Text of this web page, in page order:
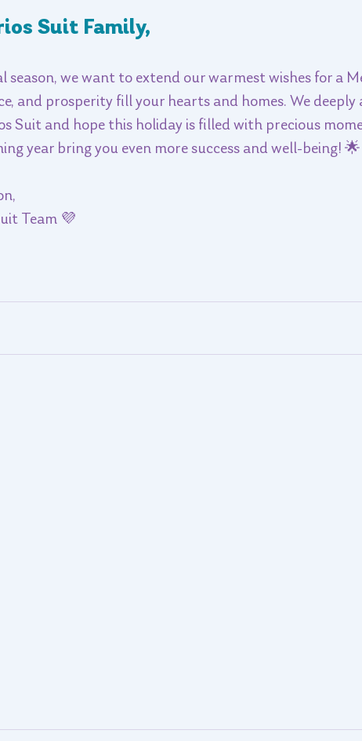
Suit Family,
season, we want to extend our warmest wishes for a
and prosperity fill your hearts and homes. We
Suit and hope this holiday is filled with precious
year bring you even more success and well-being! 🌟
Team 💜